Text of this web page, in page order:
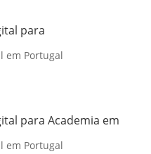
para
em Portugal
para Academia em
em Portugal